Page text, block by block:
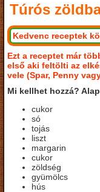
Túrós
Kedvenc receptek
Ezt a receptet már
első aki feltölti az
vele (Spar, Penny
Mi kellhet hozzá?
cukor
só
tojás
liszt
margarin
cukor
zöldség
gyümölcs
hús